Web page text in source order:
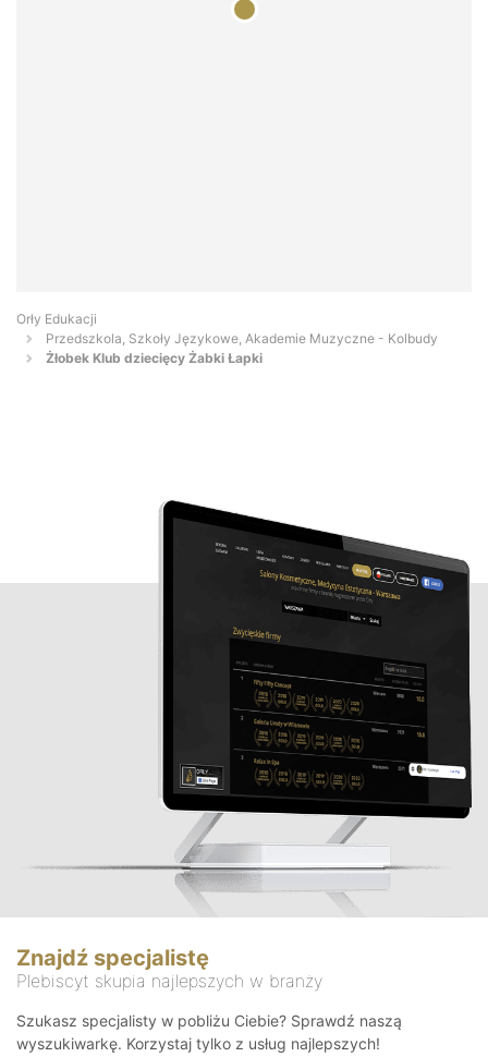
Orły Edukacji
Przedszkola, Szkoły Językowe, Akademie Muzyczne - Kolbudy
Żłobek Klub dziecięcy Żabki Łapki
Znajdź specjalistę
Plebiscyt skupia najlepszych w branży
Szukasz specjalisty w pobliżu Ciebie? Sprawdź naszą
wyszukiwarkę. Korzystaj tylko z usług najlepszych!